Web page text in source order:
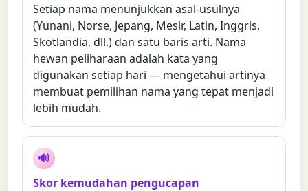
Setiap nama menunjukkan asal-usulnya
(Yunani, Norse, Jepang, Mesir, Latin, Inggris,
Skotlandia, dll.) dan satu baris arti. Nama
hewan peliharaan adalah kata yang
digunakan setiap hari — mengetahui artinya
membuat pemilihan nama yang tepat menjadi
lebih mudah.
🔊
Skor kemudahan pengucapan